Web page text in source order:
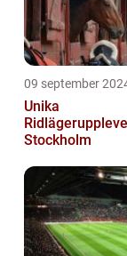
09 september
Unika
Stockholm